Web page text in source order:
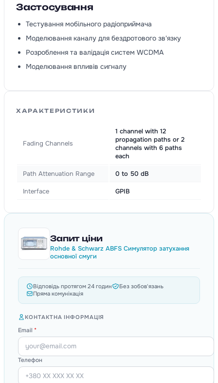
Застосування
Тестування мобільного радіоприймача
Моделювання каналу для бездротового зв'язку
Розроблення та валідація систем WCDMA
Моделювання впливів сигналу
ХАРАКТЕРИСТИКИ
Fading Channels
1 channel with 12
propagation paths or 2
channels with 6 paths
each
Path Attenuation Range 0 to 50 dB
Interface GPIB
Запит ціни
Rohde & Schwarz ABFS Симулятор затухання
основної смуги
Відповідь протягом 24 годин
Без зобов'язань
Пряма комунікація
КОНТАКТНА ІНФОРМАЦІЯ
Email *
Телефон